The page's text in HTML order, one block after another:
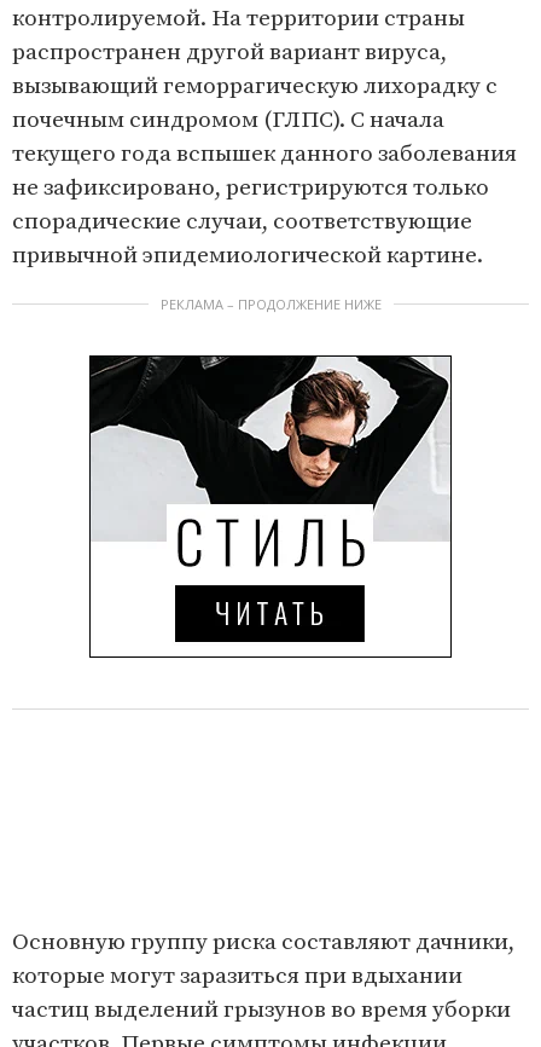
контролируемой. На территории страны
распространен другой вариант вируса,
вызывающий геморрагическую лихорадку с
почечным синдромом (ГЛПС). С начала
текущего года вспышек данного заболевания
не зафиксировано, регистрируются только
спорадические случаи, соответствующие
привычной эпидемиологической картине.
РЕКЛАМА – ПРОДОЛЖЕНИЕ НИЖЕ
Основную группу риска составляют дачники,
которые могут заразиться при вдыхании
частиц выделений грызунов во время уборки